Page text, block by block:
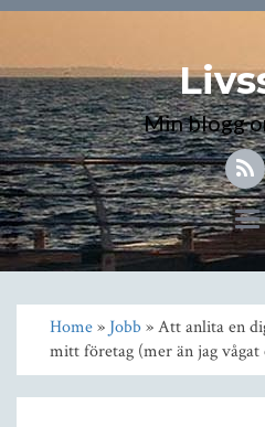
Min blogg
Home» Jobb» Att anlita en
mitt företag (mer än jag vågat